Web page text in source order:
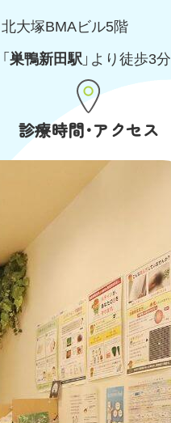
北大塚BMAビル5階
巣鴨新田駅 」より徒歩3分
診療時間･アクセス